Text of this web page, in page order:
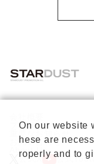
プライバシーポリシ
お問い合わせ
About Us
公式X
公式
On our website
hese are
roperly and to